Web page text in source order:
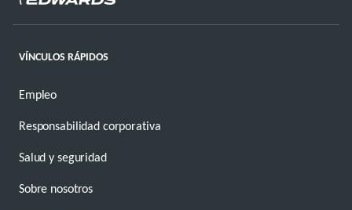
VÍNCULOS RÁPIDOS
Empleo
Responsabilidad corporativa
Salud y seguridad
Sobre nosotros